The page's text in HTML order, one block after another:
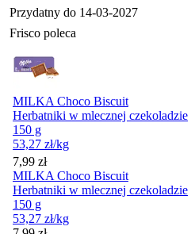
Przydatny do 14-03-2027
Frisco poleca
MILKA Choco Biscuit
Herbatniki w mlecznej czekoladzie
150 g
53,27 zł/kg
Cena
7,99 zł
MILKA Choco Biscuit
Herbatniki w mlecznej czekoladzie
150 g
53,27 zł/kg